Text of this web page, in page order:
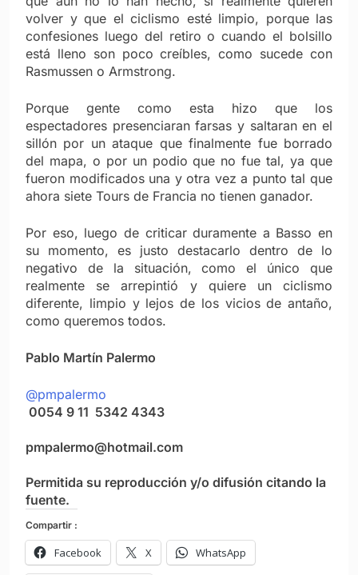
volver y que el ciclismo esté limpio, porque las
confesiones luego del retiro o cuando el bolsillo
está lleno son poco creíbles, como sucede con
Rasmussen o Armstrong.
Porque gente como esta hizo que los
espectadores presenciaran farsas y saltaran en el
sillón por un ataque que finalmente fue borrado
del mapa, o por un podio que no fue tal, ya que
fueron modificados una y otra vez a punto tal que
ahora siete Tours de Francia no tienen ganador.
Por eso, luego de criticar duramente a Basso en
su momento, es justo destacarlo dentro de lo
negativo de la situación, como el único que
realmente se arrepintió y quiere un ciclismo
diferente, limpio y lejos de los vicios de antaño,
como queremos todos.
Pablo Martín Palermo
@pmpalermo
0054 9 11 5342 4343
pmpalermo@hotmail.com
Permitida su reproducción y/o difusión citando la
fuente.
Compartir :
Facebook X WhatsApp